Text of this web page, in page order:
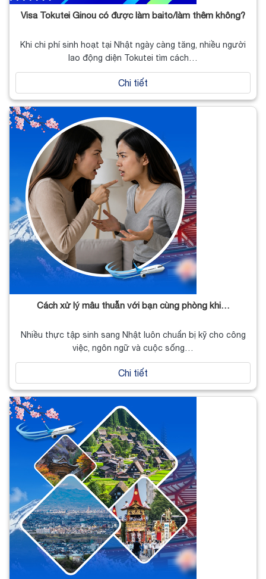
Visa Tokutei Ginou có được làm baito/làm thêm không?
Khi chi phí sinh hoạt tại Nhật ngày càng tăng, nhiều người
lao động diện Tokutei tìm cách…
Chi tiết
Cách xử lý mâu thuẫn với bạn cùng phòng khi…
Nhiều thực tập sinh sang Nhật luôn chuẩn bị kỹ cho công
việc, ngôn ngữ và cuộc sống…
Chi tiết